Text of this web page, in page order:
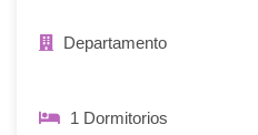
Departamento
1 Dormitorios